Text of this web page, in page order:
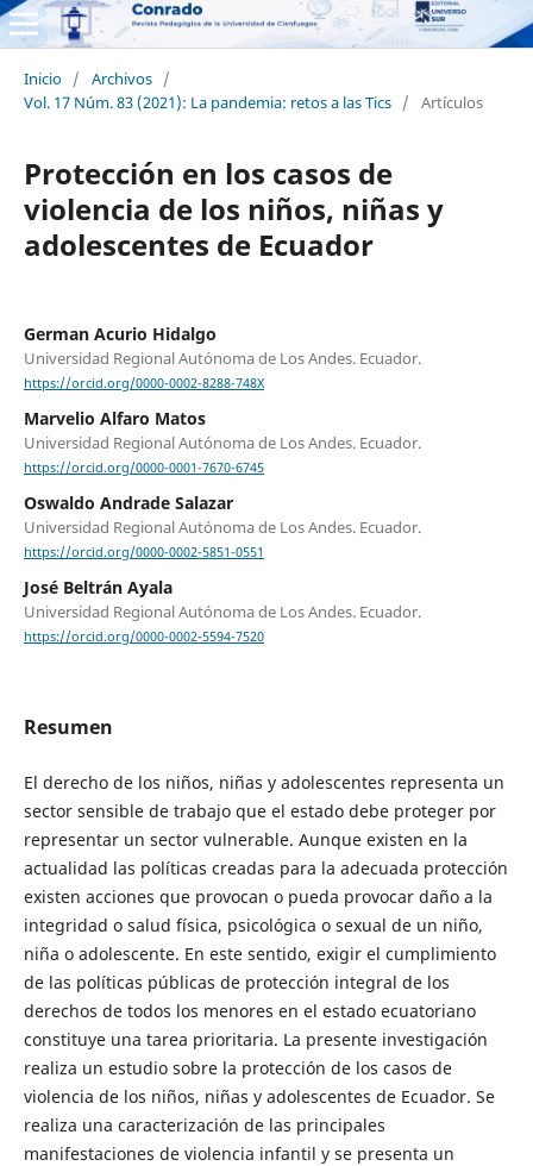
Inicio / Archivos /
Vol. 17 Núm. 83 (2021): La pandemia: retos a las Tics / Artículos
Protección en los casos de
violencia de los niños, niñas y
adolescentes de Ecuador
German Acurio Hidalgo
Universidad Regional Autónoma de Los Andes. Ecuador.
https://orcid.org/0000-0002-8288-748X
Marvelio Alfaro Matos
Universidad Regional Autónoma de Los Andes. Ecuador.
https://orcid.org/0000-0001-7670-6745
Oswaldo Andrade Salazar
Universidad Regional Autónoma de Los Andes. Ecuador.
https://orcid.org/0000-0002-5851-0551
José Beltrán Ayala
Universidad Regional Autónoma de Los Andes. Ecuador.
https://orcid.org/0000-0002-5594-7520
Resumen
El derecho de los niños, niñas y adolescentes representa un
sector sensible de trabajo que el estado debe proteger por
representar un sector vulnerable. Aunque existen en la
actualidad las políticas creadas para la adecuada protección
existen acciones que provocan o pueda provocar daño a la
integridad o salud física, psicológica o sexual de un niño,
niña o adolescente. En este sentido, exigir el cumplimiento
de las políticas públicas de protección integral de los
derechos de todos los menores en el estado ecuatoriano
constituye una tarea prioritaria. La presente investigación
realiza un estudio sobre la protección de los casos de
violencia de los niños, niñas y adolescentes de Ecuador. Se
realiza una caracterización de las principales
manifestaciones de violencia infantil y se presenta un